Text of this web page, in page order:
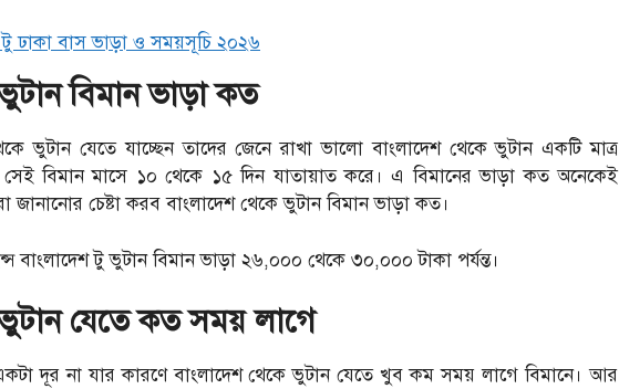
টু ঢাকা বাস ভাড়া ও সময়সূচি ২০২৬
বিমান ভাড়া কত
ভুটান যেতে যাচ্ছেন তাদের জেনে রাখা ভালো বাংলাদেশ থেকে ভুটান একটি মাত্র
বিমান মাসে ১০ থেকে ১৫ দিন যাতায়াত করে। এ বিমানের ভাড়া কত অনেকেই
চেষ্টা করব বাংলাদেশ থেকে ভুটান বিমান ভাড়া কত।
বাংলাদেশ টু ভুটান বিমান ভাড়া ২৬,০০০ থেকে ৩০,০০০ টাকা পর্যন্ত।
যেতে কত সময় লাগে
দূর না যার কারণে বাংলাদেশ থেকে ভুটান যেতে খুব কম সময় লাগে বিমানে। আর